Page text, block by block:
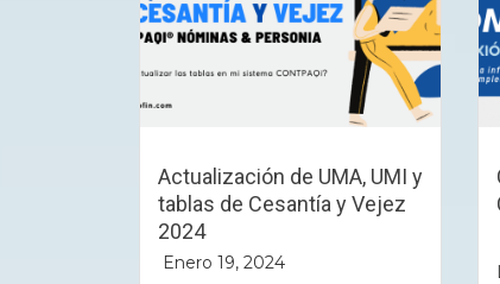
Actualización de UMA, UMI y
tablas de Cesantía y Vejez
2024
Enero 19, 2024